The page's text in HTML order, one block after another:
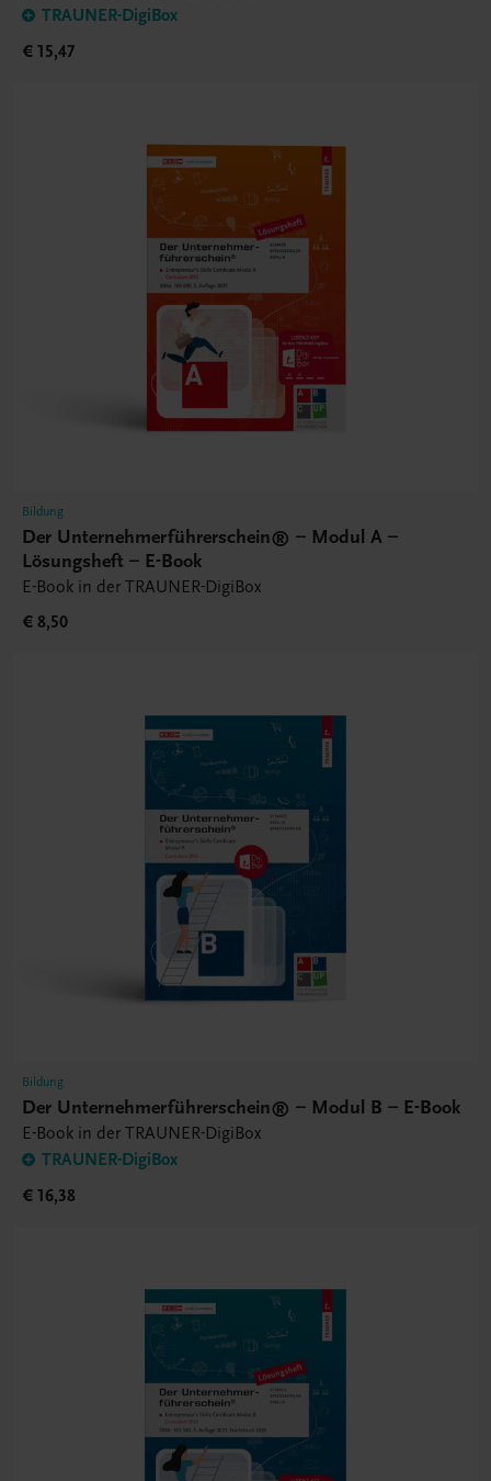
TRAUNER-DigiBox
€ 15,47
Bildung
Der Unternehmerführerschein® – Modul A –
Lösungsheft – E-Book
E-Book in der TRAUNER-DigiBox
€ 8,50
Bildung
Der Unternehmerführerschein® – Modul B – E-Book
E-Book in der TRAUNER-DigiBox
TRAUNER-DigiBox
€ 16,38